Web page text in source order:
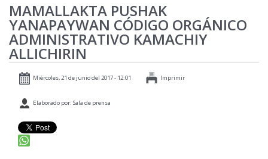
TANTANAKUY
KAMACHIY KILLKAY
ÑAWINCHIY
WILLACHIKKUNA
ISTALLAKTAMANTA
MAMALLAKTA PUSHAK
YANAPAYWAN CÓDIGO ORGÁNICO
ADMINISTRATIVO KAMACHIY
ALLICHIRIN
Miércoles, 21 de junio del 2017 - 12:01 Imprimir
Elaborado por: Sala de prensa